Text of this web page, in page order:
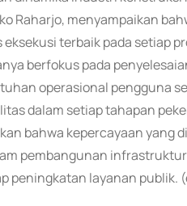
Raharjo, menyampaikan
terbaik pada setiap
berfokus pada
operasional pengguna
dalam setiap tahapan
bahwa kepercayaan yang
pembangunan
peningkatan layanan publik.